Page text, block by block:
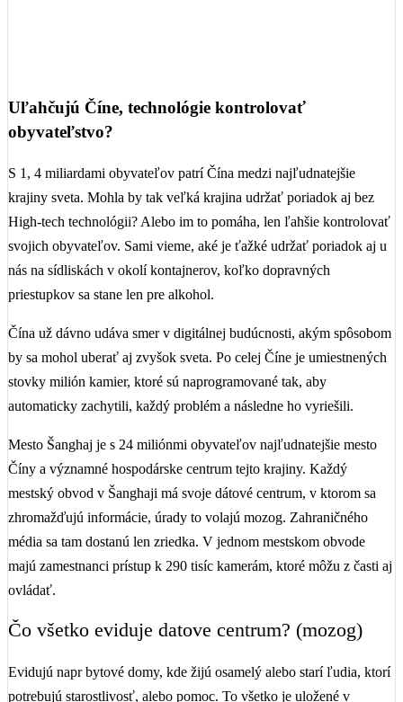
Uľahčujú Číne, technológie kontrolovať
obyvateľstvo?
S 1, 4 miliardami obyvateľov patrí Čína medzi najľudnatejšie
krajiny sveta. Mohla by tak veľká krajina udržať poriadok aj bez
High-tech technológii? Alebo im to pomáha, len ľahšie kontrolovať
svojich obyvateľov. Sami vieme, aké je ťažké udržať poriadok aj u
nás na sídliskách v okolí kontajnerov, koľko dopravných
priestupkov sa stane len pre alkohol.
Čína už dávno udáva smer v digitálnej budúcnosti, akým spôsobom
by sa mohol uberať aj zvyšok sveta. Po celej Číne je umiestnených
stovky milión kamier, ktoré sú naprogramované tak, aby
automaticky zachytili, každý problém a následne ho vyriešili.
Mesto Šanghaj je s 24 miliónmi obyvateľov najľudnatejšie mesto
Číny a významné hospodárske centrum tejto krajiny. Každý
mestský obvod v Šanghaji má svoje dátové centrum, v ktorom sa
zhromažďujú informácie, úrady to volajú mozog. Zahraničného
média sa tam dostanú len zriedka. V jednom mestskom obvode
majú zamestnanci prístup k 290 tisíc kamerám, ktoré môžu z časti aj
ovládať.
Čo všetko eviduje datove centrum? (mozog)
Evidujú napr bytové domy, kde žijú osamelý alebo starí ľudia, ktorí
potrebujú starostlivosť, alebo pomoc. To všetko je uložené v